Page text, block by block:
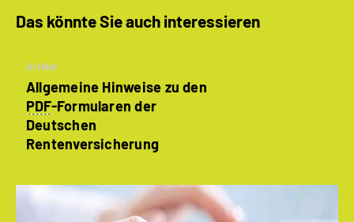
Das könnte Sie auch interessieren
Artikel
Allgemeine Hinweise zu den
PDF-Formularen der
Deutschen
Rentenversicherung